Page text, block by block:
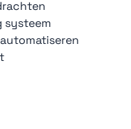
systeem